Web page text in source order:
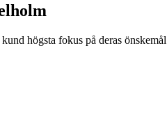
högsta fokus på deras